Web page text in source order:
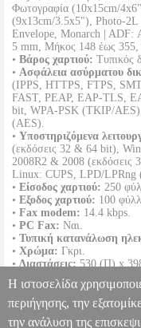
Φωτογραφία (10x15cm/
(9x13cm/3.5x5"), Photo-
Envelope, Monarch | ADF:
5 mm, Μήκος 148 έως 355,
• Βάρος χαρτιού: Τυπικός
• Ασφάλεια ασύρματου
(IPPS, HTTPS, FTPS,
FAST, PEAP, EAP-TLS,
bit, WPA-PSK (TKIP/
(AES).
• Υποστηριζόμενα
(εκδόσεις 32 & 64 bit),
2008R2 & 2008 (εκδόσεις
Linux: CUPS, LPD/LPRng
• Είσοδος χαρτιού: 250
• Εξοδος χαρτιού: 100
• Fax modem: 14.4 kbps.
• PC Fax: Ναι.
• Τυπική κατανάλωση
• Χρώμα: Γκρι.
•Διαστάσεις:530 (Π) x
•
17 kg.
• Εγγύηση:1 χρόνος.DOA
Η ιστοσελίδα
περιήγησης, την
την ανάλυση της